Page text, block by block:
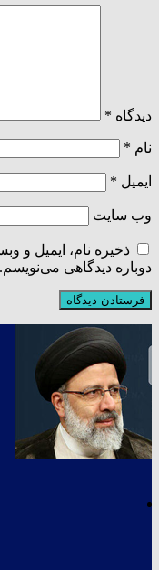
دیدگاه *
نام *
ایمیل *
وب‌ سایت
ذخیره نام، ایمیل و
دوباره دیدگاهی می‌نویسم.